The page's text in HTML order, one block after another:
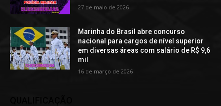
27 de maio de 2026
Marinha do Brasil abre concurso
nacional para cargos de nível superior
em diversas áreas com salário de R$ 9,6
mil
16 de março de 2026